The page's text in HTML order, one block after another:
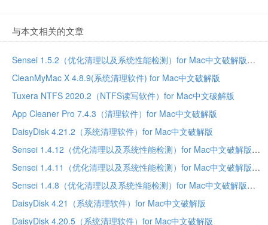
与本文相关的文章
Sensei 1.5.2（优化清理以及系统性能检测）for Mac中文破解版
CleanMyMac X 4.8.9(系统清理软件) for Mac中文破解版
Tuxera NTFS 2020.2（NTFS读写软件）for Mac中文破解版
App Cleaner Pro 7.4.3（清理软件）for Mac中文破解版
DaisyDisk 4.21.2（系统清理软件）for Mac中文破解版
Sensei 1.4.12（优化清理以及系统性能检测）for Mac中文破解版
Sensei 1.4.11（优化清理以及系统性能检测）for Mac中文破解版
Sensei 1.4.8（优化清理以及系统性能检测）for Mac中文破解版
DaisyDisk 4.21（系统清理软件）for Mac中文破解版
DaisyDisk 4.20.5（系统清理软件）for Mac中文破解版